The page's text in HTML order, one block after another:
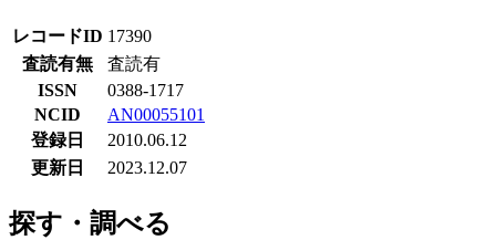
レコードID 17390
査読有無
査読有
ISSN
0388-1717
NCID
AN00055101
登録日
2010.06.12
更新日
2023.12.07
探す・調べる